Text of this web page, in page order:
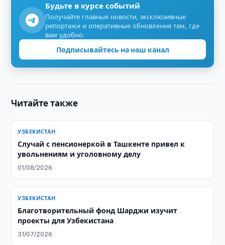
Будьте в курсе событий
Получайте главные новости, эксклюзивные
репортажи и оперативные обновления там, где
вам удобно.
Подписывайтесь на наш канал
Читайте также
УЗБЕКИСТАН
Случай с пенсионеркой в Ташкенте привел к
увольнениям и уголовному делу
01/08/2026
УЗБЕКИСТАН
Благотворительный фонд Шарджи изучит
проекты для Узбекистана
31/07/2026